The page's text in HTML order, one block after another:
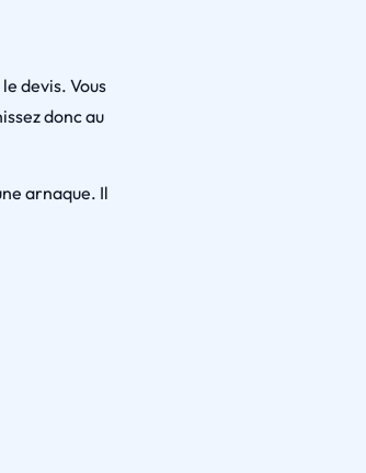
devis. Vous
donc au
arnaque. Il